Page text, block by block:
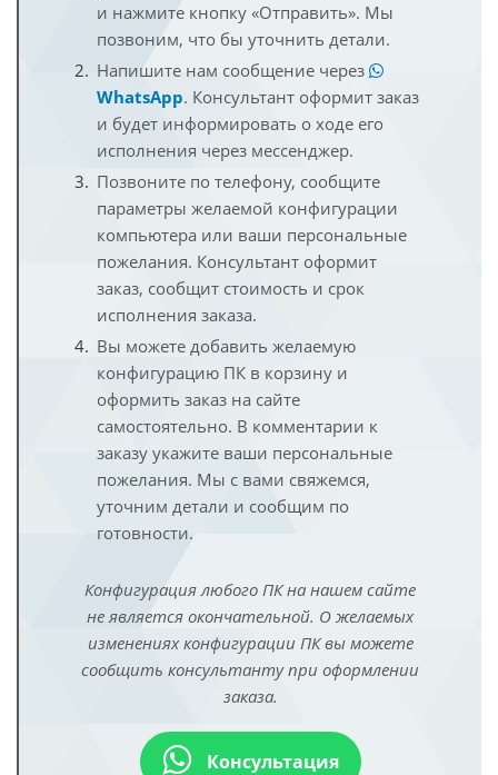
и нажмите кнопку «Отправить». Мы
позвоним, что бы уточнить детали.
Напишите нам сообщение через
WhatsApp. Консультант оформит заказ
и будет информировать о ходе его
исполнения через мессенджер.
Позвоните по телефону, сообщите
параметры желаемой конфигурации
компьютера или ваши персональные
пожелания. Консультант оформит
заказ, сообщит стоимость и срок
исполнения заказа.
Вы можете добавить желаемую
конфигурацию ПК в корзину и
оформить заказ на сайте
самостоятельно. В комментарии к
заказу укажите ваши персональные
пожелания. Мы с вами свяжемся,
уточним детали и сообщим по
готовности.
Конфигурация любого ПК на нашем сайте
не является окончательной. О желаемых
изменениях конфигурации ПК вы можете
сообщить консультанту при оформлении
заказа.
Консультация